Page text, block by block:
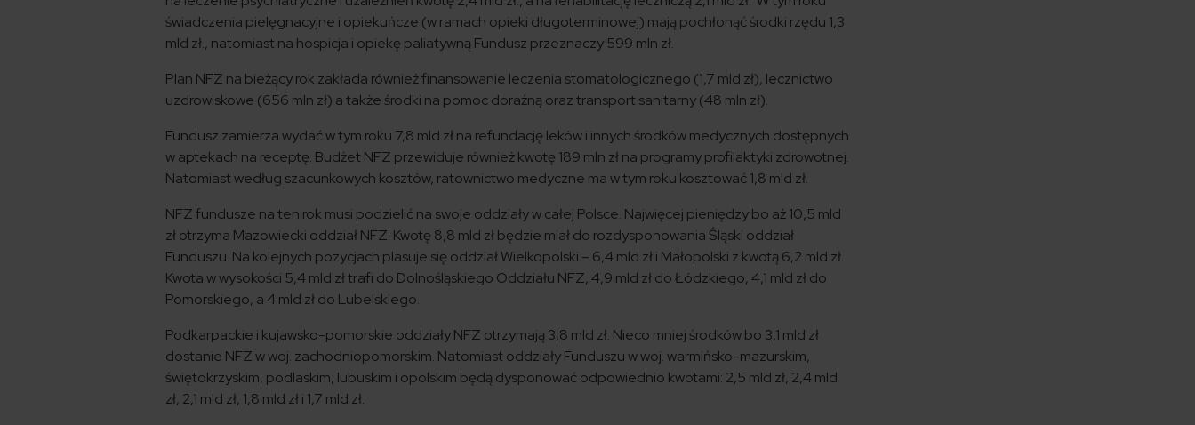
świadczenia pielęgnacyjne i opiekuńcze (w ramach opieki długoterminowej) mają pochłonąć środki rzędu 1,3
mld zł., natomiast na hospicja i opiekę paliatywną Fundusz przeznaczy 599 mln zł.
Plan NFZ na bieżący rok zakłada również finansowanie leczenia stomatologicznego (1,7 mld zł), lecznictwo
uzdrowiskowe (656 mln zł) a także środki na pomoc doraźną oraz transport sanitarny (48 mln zł).
Fundusz zamierza wydać w tym roku 7,8 mld zł na refundację leków i innych środków medycznych dostępnych
w aptekach na receptę. Budżet NFZ przewiduje również kwotę 189 mln zł na programy profilaktyki zdrowotnej.
Natomiast według szacunkowych kosztów, ratownictwo medyczne ma w tym roku kosztować 1,8 mld zł.
NFZ fundusze na ten rok musi podzielić na swoje oddziały w całej Polsce. Najwięcej pieniędzy bo aż 10,5 mld
zł otrzyma Mazowiecki oddział NFZ. Kwotę 8,8 mld zł będzie miał do rozdysponowania Śląski oddział
Funduszu. Na kolejnych pozycjach plasuje się oddział Wielkopolski – 6,4 mld zł i Małopolski z kwotą 6,2 mld zł.
Kwota w wysokości 5,4 mld zł trafi do Dolnośląskiego Oddziału NFZ, 4,9 mld zł do Łódzkiego, 4,1 mld zł do
Pomorskiego, a 4 mld zł do Lubelskiego.
Podkarpackie i kujawsko-pomorskie oddziały NFZ otrzymają 3,8 mld zł. Nieco mniej środków bo 3,1 mld zł
dostanie NFZ w woj. zachodniopomorskim. Natomiast oddziały Funduszu w woj. warmińsko-mazurskim,
świętokrzyskim, podlaskim, lubuskim i opolskim będą dysponować odpowiednio kwotami: 2,5 mld zł, 2,4 mld
zł, 2,1 mld zł, 1,8 mld zł i 1,7 mld zł.